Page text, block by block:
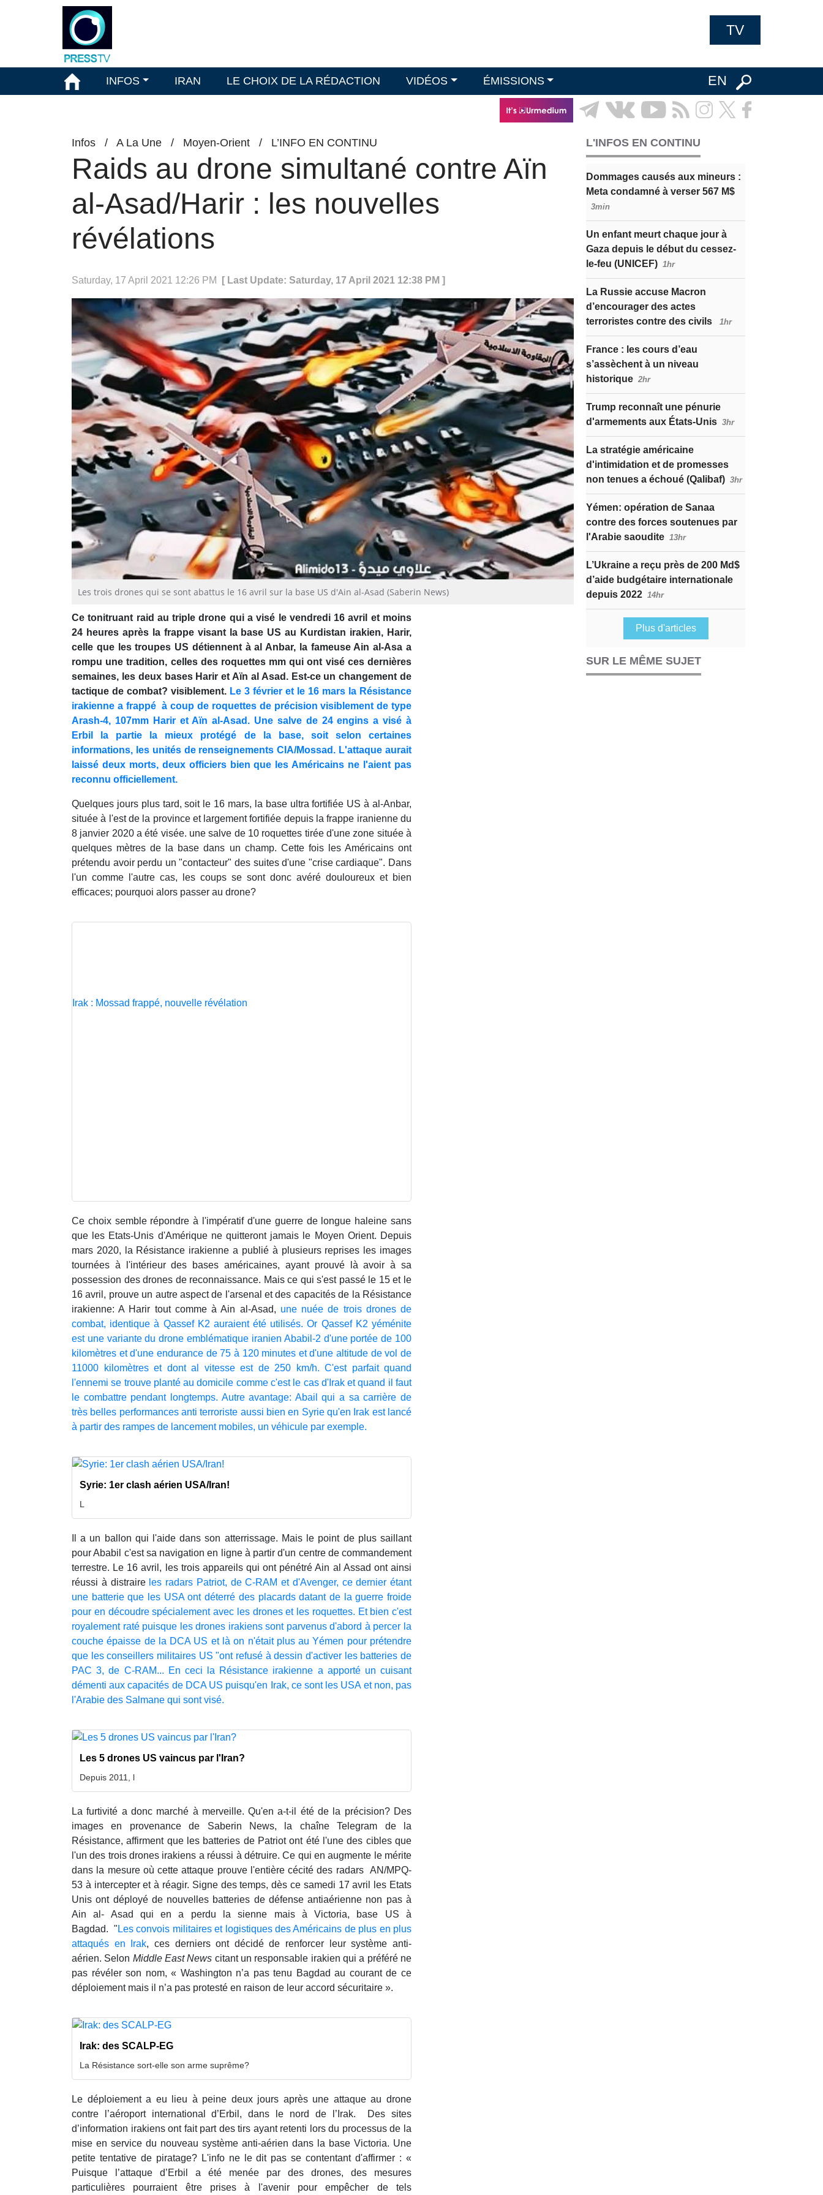
TV
INFOS IRAN LE CHOIX DE LA RÉDACTION VIDÉOS ÉMISSIONS EN
Infos / A La Une / Moyen-Orient / L’INFO EN CONTINU
Raids au drone simultané contre Aïn
al-Asad/Harir : les nouvelles
révélations
Saturday, 17 April 2021 12:26 PM [ Last Update: Saturday, 17 April 2021 12:38 PM ]
Les trois drones qui se sont abattus le 16 avril sur la base US d'Ain al-Asad (Saberin News)
Ce tonitruant raid au triple drone qui a visé le vendredi 16 avril et moins
24 heures après la frappe visant la base US au Kurdistan irakien, Harir,
celle que les troupes US détiennent à al Anbar, la fameuse Ain al-Asa a
rompu une tradition, celles des roquettes mm qui ont visé ces dernières
semaines, les deux bases Harir et Aïn al Asad. Est-ce un changement de
tactique de combat? visiblement. Le 3 février et le 16 mars la Résistance
irakienne a frappé à coup de roquettes de précision visiblement de type
Arash-4, 107mm Harir et Aïn al-Asad. Une salve de 24 engins a visé à
Erbil la partie la mieux protégé de la base, soit selon certaines
informations, les unités de renseignements CIA/Mossad. L'attaque aurait
laissé deux morts, deux officiers bien que les Américains ne l'aient pas
reconnu officiellement.
Quelques jours plus tard, soit le 16 mars, la base ultra fortifiée US à al-Anbar,
située à l'est de la province et largement fortifiée depuis la frappe iranienne du
8 janvier 2020 a été visée. une salve de 10 roquettes tirée d'une zone située à
quelques mètres de la base dans un champ. Cette fois les Américains ont
prétendu avoir perdu un "contacteur" des suites d'une "crise cardiaque". Dans
l'un comme l'autre cas, les coups se sont donc avéré douloureux et bien
efficaces; pourquoi alors passer au drone?
Irak : Mossad frappé, nouvelle révélation
Ce choix semble répondre à l'impératif d'une guerre de longue haleine sans
que les Etats-Unis d'Amérique ne quitteront jamais le Moyen Orient. Depuis
mars 2020, la Résistance irakienne a publié à plusieurs reprises les images
tournées à l'intérieur des bases américaines, ayant prouvé là avoir à sa
possession des drones de reconnaissance. Mais ce qui s'est passé le 15 et le
16 avril, prouve un autre aspect de l'arsenal et des capacités de la Résistance
irakienne: A Harir tout comme à Ain al-Asad, une nuée de trois drones de
combat, identique à Qassef K2 auraient été utilisés. Or Qassef K2 yéménite
est une variante du drone emblématique iranien Ababil-2 d'une portée de 100
kilomètres et d'une endurance de 75 à 120 minutes et d'une altitude de vol de
11000 kilomètres et dont al vitesse est de 250 km/h. C'est parfait quand
l'ennemi se trouve planté au domicile comme c'est le cas d'Irak et quand il faut
le combattre pendant longtemps. Autre avantage: Abail qui a sa carrière de
très belles performances anti terroriste aussi bien en Syrie qu'en Irak est lancé
à partir des rampes de lancement mobiles, un véhicule par exemple.
Syrie: 1er clash aérien USA/Iran!
L
Il a un ballon qui l'aide dans son atterrissage. Mais le point de plus saillant
pour Ababil c'est sa navigation en ligne à partir d'un centre de commandement
terrestre. Le 16 avril, les trois appareils qui ont pénétré Ain al Assad ont ainsi
réussi à distraire les radars Patriot, de C-RAM et d'Avenger, ce dernier étant
une batterie que les USA ont déterré des placards datant de la guerre froide
pour en découdre spécialement avec les drones et les roquettes. Et bien c'est
royalement raté puisque les drones irakiens sont parvenus d'abord à percer la
couche épaisse de la DCA US et là on n'était plus au Yémen pour prétendre
que les conseillers militaires US "ont refusé à dessin d'activer les batteries de
PAC 3, de C-RAM... En ceci la Résistance irakienne a apporté un cuisant
démenti aux capacités de DCA US puisqu'en Irak, ce sont les USA et non, pas
l'Arabie des Salmane qui sont visé.
Les 5 drones US vaincus par l'Iran?
Depuis 2011, l
La furtivité a donc marché à merveille. Qu'en a-t-il été de la précision? Des
images en provenance de Saberin News, la chaîne Telegram de la
Résistance, affirment que les batteries de Patriot ont été l'une des cibles que
l'un des trois drones irakiens a réussi à détruire. Ce qui en augmente le mérite
dans la mesure où cette attaque prouve l'entière cécité des radars AN/MPQ-
53 à intercepter et à réagir. Signe des temps, dès ce samedi 17 avril les Etats
Unis ont déployé de nouvelles batteries de défense antiaérienne non pas à
Ain al- Asad qui en a perdu la sienne mais à Victoria, base US à
Bagdad. " Les convois militaires et logistiques des Américains de plus en plus
attaqués en Irak, ces derniers ont décidé de renforcer leur système anti-
aérien. Selon Middle East News citant un responsable irakien qui a préféré ne
pas révéler son nom, « Washington n’a pas tenu Bagdad au courant de ce
déploiement mais il n’a pas protesté en raison de leur accord sécuritaire ».
Irak: des SCALP-EG
La Résistance sort-elle son arme suprême?
Le déploiement a eu lieu à peine deux jours après une attaque au drone
contre l’aéroport international d’Erbil, dans le nord de l’Irak. Des sites
d’information irakiens ont fait part des tirs ayant retenti lors du processus de la
mise en service du nouveau système anti-aérien dans la base Victoria. Une
petite tentative de piratage? L'info ne le dit pas se contentant d'affirmer : «
Puisque l’attaque d’Erbil a été menée par des drones, des mesures
particulières pourraient être prises à l'avenir pour empêcher de tels
L'INFOS EN CONTINU
Dommages causés aux mineurs :
Meta condamné à verser 567 M$
3min
Un enfant meurt chaque jour à
Gaza depuis le début du cessez-
le-feu (UNICEF) 1hr
La Russie accuse Macron
d’encourager des actes
terroristes contre des civils
1hr
France : les cours d’eau
s’assèchent à un niveau
historique 2hr
Trump reconnaît une pénurie
d'armements aux États-Unis 3hr
La stratégie américaine
d'intimidation et de promesses
non tenues a échoué (Qalibaf) 3hr
Yémen: opération de Sanaa
contre des forces soutenues par
l'Arabie saoudite 13hr
L’Ukraine a reçu près de 200 Md$
d’aide budgétaire internationale
depuis 2022 14hr
Plus d'articles
SUR LE MÊME SUJET